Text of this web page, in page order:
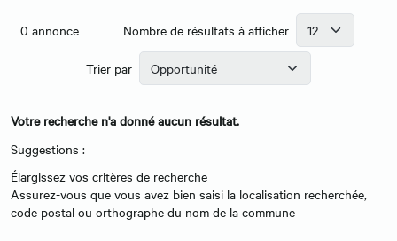
0 annonce Nombre de résultats à afficher
Trier par
Votre recherche n'a donné aucun résultat.
Suggestions :
Élargissez vos critères de recherche
Assurez-vous que vous avez bien saisi la localisation recherchée,
code postal ou orthographe du nom de la commune